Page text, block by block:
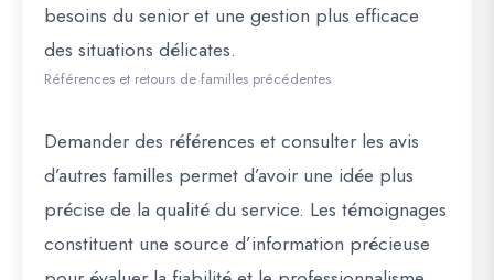
besoins du senior et une gestion plus efficace
des situations délicates.
Références et retours de familles précédentes
Demander des références et consulter les avis
d’autres familles permet d’avoir une idée plus
précise de la qualité du service. Les témoignages
constituent une source d’information précieuse